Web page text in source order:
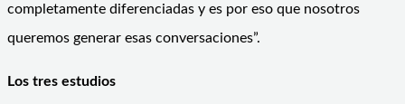
completamente diferenciadas y es por eso que nosotros
queremos generar esas conversaciones”.
Los tres estudios